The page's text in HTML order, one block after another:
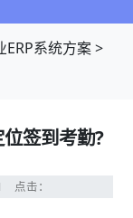
ERP系统方案>
签到考勤?
点击：